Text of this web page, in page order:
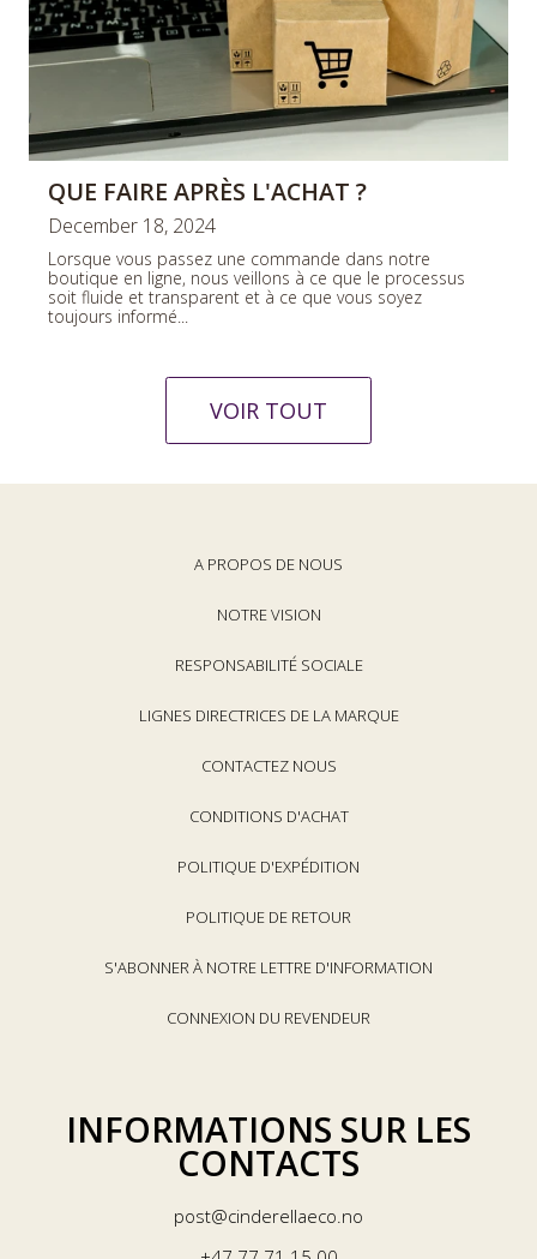
QUE FAIRE APRÈS L'ACHAT ?
December 18, 2024
Lorsque vous passez une commande dans notre
boutique en ligne, nous veillons à ce que le processus
soit fluide et transparent et à ce que vous soyez
toujours informé...
VOIR TOUT
A PROPOS DE NOUS
NOTRE VISION
RESPONSABILITÉ SOCIALE
LIGNES DIRECTRICES DE LA MARQUE
CONTACTEZ NOUS
CONDITIONS D'ACHAT
POLITIQUE D'EXPÉDITION
POLITIQUE DE RETOUR
S'ABONNER À NOTRE LETTRE D'INFORMATION
CONNEXION DU REVENDEUR
INFORMATIONS SUR LES
CONTACTS
post@cinderellaeco.no